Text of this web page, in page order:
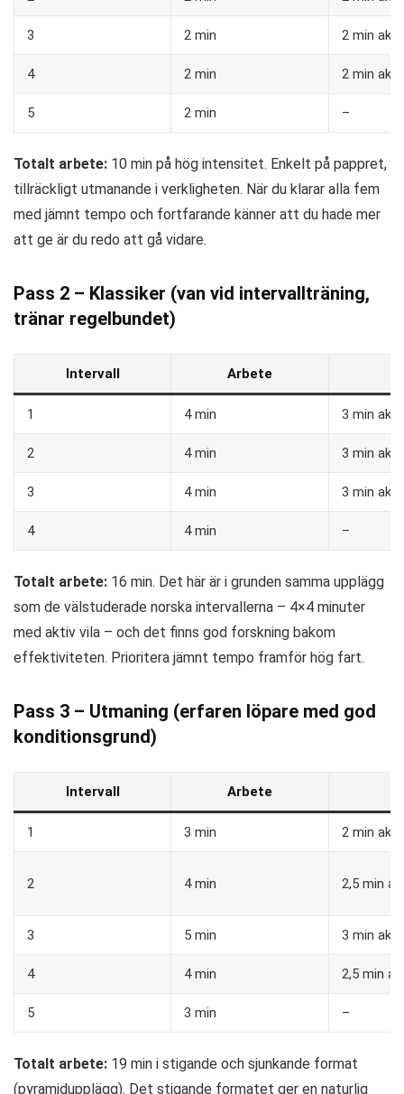
3 2 min 2 min
4 2 min 2 min
5 2 min –
Totalt arbete: 10 min på hög intensitet. Enkelt på pappret,
tillräckligt utmanande i verkligheten. När du klarar alla fem
med jämnt tempo och fortfarande känner att du hade mer
att ge är du redo att gå vidare.
Pass 2 – Klassiker (van vid intervallträning,
tränar regelbundet)
Intervall Arbete
1 4 min 3 min
2 4 min 3 min
3 4 min 3 min
4 4 min –
Totalt arbete: 16 min. Det här är i grunden samma upplägg
som de välstuderade norska intervallerna – 4×4 minuter
med aktiv vila – och det finns god forskning bakom
effektiviteten. Prioritera jämnt tempo framför hög fart.
Pass 3 – Utmaning (erfaren löpare med god
konditionsgrund)
Intervall Arbete
1 3 min 2 min
2 4 min 2,5 min
3 5 min 3 min
4 4 min 2,5 min
5 3 min –
Totalt arbete: 19 min i stigande och sjunkande format
(pyramidupplägg). Det stigande formatet ger en naturlig